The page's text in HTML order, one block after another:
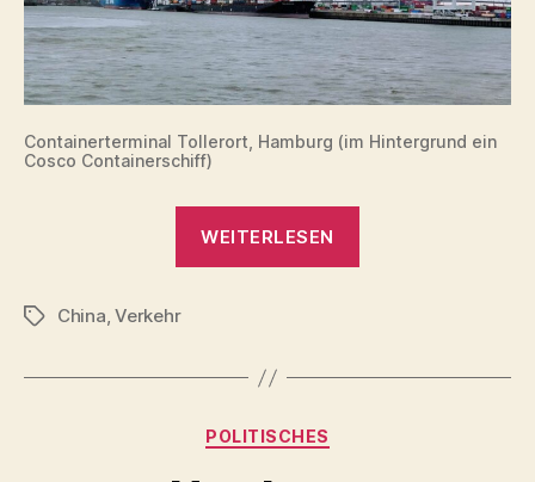
Containerterminal Tollerort, Hamburg (im Hintergrund ein
Cosco Containerschiff)
WEITERLESEN
Schlagwörter
China,Verkehr
Kategorien
POLITISCHES